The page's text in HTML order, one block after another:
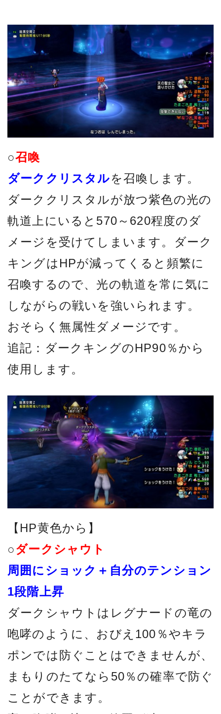
○召喚
ダーククリスタルを召喚します。
ダーククリスタルが放つ紫色の光の
軌道上にいると570～620程度のダ
メージを受けてしまいます。ダーク
キングはHPが減ってくると頻繁に
召喚するので、光の軌道を常に気に
しながらの戦いを強いられます。
おそらく無属性ダメージです。
追記：ダークキングのHP90％から
使用します。
【HP黄色から】
○ダークシャウト
周囲にショック＋自分のテンション
1段階上昇
ダークシャウトはレグナードの竜の
咆哮のように、おびえ100％やキラ
ポンでは防ぐことはできませんが、
まもりのたてなら50％の確率で防ぐ
ことができます。